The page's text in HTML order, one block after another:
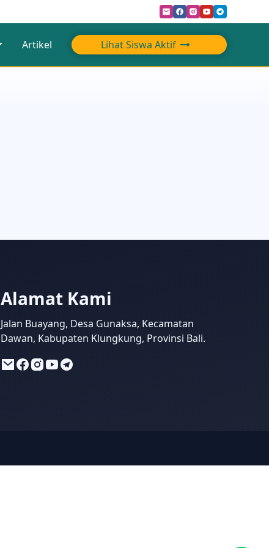
Artikel Lihat Siswa Aktif
Alamat Kami
Jalan Buayang, Desa Gunaksa, Kecamatan
Dawan, Kabupaten Klungkung, Provinsi Bali.